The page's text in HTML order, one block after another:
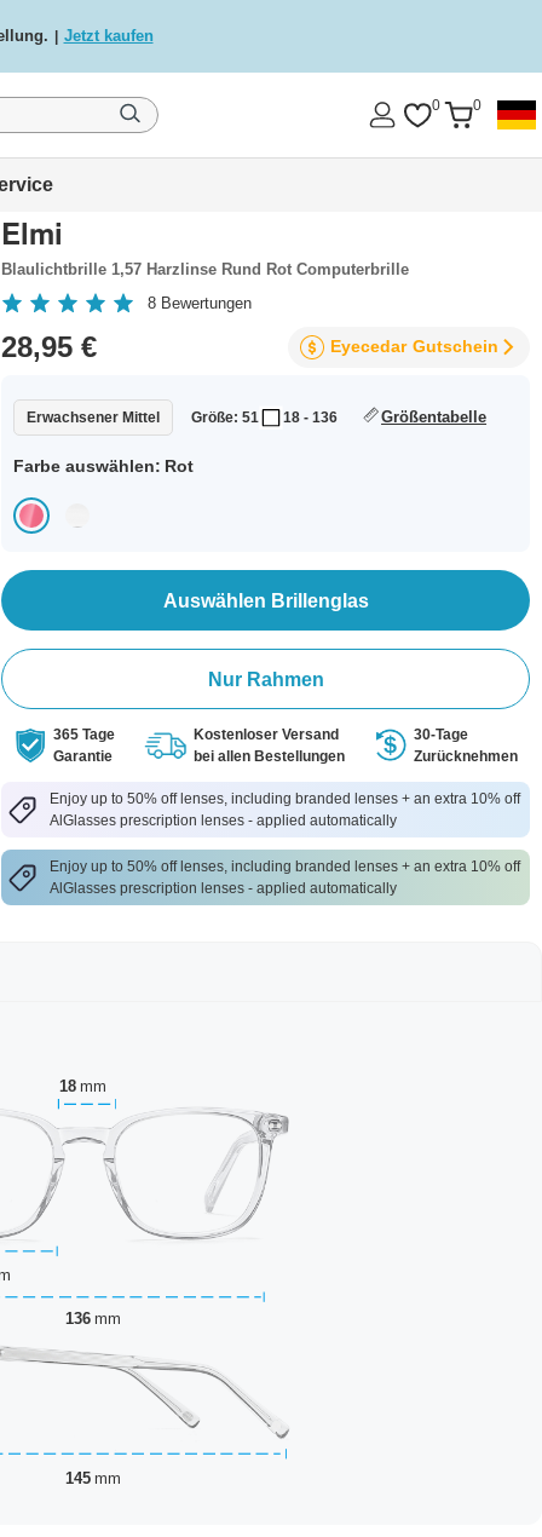
Jetzt kaufen
0 0
Elmi
Blaulichtbrille 1,57 Harzlinse Rund Rot Computerbrille
8 Bewertungen
28,95 € Eyecedar Gutschein
Erwachsener Mittel Größe: 51 18 - 136 Größentabelle
Farbe auswählen: Rot
Auswählen Brillenglas
Nur Rahmen
365 Tage
Garantie
Kostenloser Versand
bei allen Bestellungen
30-Tage
Zurücknehmen
Enjoy up to 50% off lenses, including branded lenses + an extra 10% off
AlGlasses prescription lenses - applied automatically
Enjoy up to 50% off lenses, including branded lenses + an extra 10% off
AlGlasses prescription lenses - applied automatically
18 mm
136 mm
145 mm